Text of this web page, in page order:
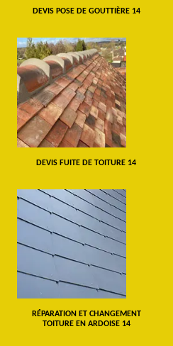
DEVIS POSE DE GOUTTIÈRE 14
DEVIS FUITE DE TOITURE 14
RÉPARATION ET CHANGEMENT
TOITURE EN ARDOISE 14